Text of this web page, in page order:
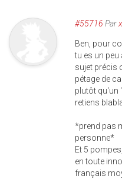
#55716 Par
Ben, pour
tu es un
sujet précis
pétage de
plutôt qu'un
retiens
*prend pas
personne*
Et 5
en toute
français